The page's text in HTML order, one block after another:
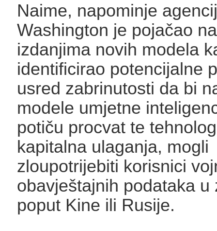
Naime, napominje
Washington je pojačao
izdanjima novih modela
identificirao potencijalne
usred zabrinutosti da bi
modele umjetne
potiču procvat te
kapitalna ulaganja, mogli
zloupotrijebiti korisnici
obavještajnih podataka u
poput Kine ili Rusije.